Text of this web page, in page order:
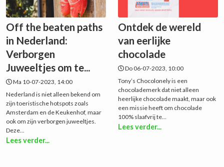
Off the beaten paths
in Nederland:
Verborgen
Juweeltjes om te...
Ma 10-07-2023, 14:00
Nederland is niet alleen bekend om
zijn toeristische hotspots zoals
Amsterdam en de Keukenhof, maar
ook om zijn verborgen juweeltjes.
Deze...
Lees verder...
Ontdek de wereld
van eerlijke
chocolade
Do 06-07-2023, 10:00
Tony’s Chocolonely is een
chocolademerk dat niet alleen
heerlijke chocolade maakt, maar ook
een missie heeft om chocolade
100% slaafvrij te...
Lees verder...